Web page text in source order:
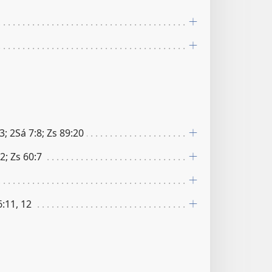
2Sá 7:8; Zs 89:20
Zs 60:7
12